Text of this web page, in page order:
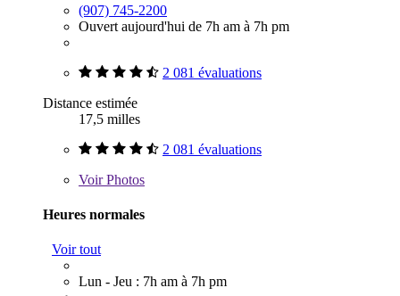
(907) 745-2200
Ouvert aujourd'hui de 7h am à 7h pm
2 081 évaluations
Distance estimée
17,5 milles
2 081 évaluations
VoirPhotos
Heures normales
Voir tout
Lun - Jeu : 7h am à 7h pm